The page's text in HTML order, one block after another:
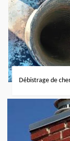
Débistrage de